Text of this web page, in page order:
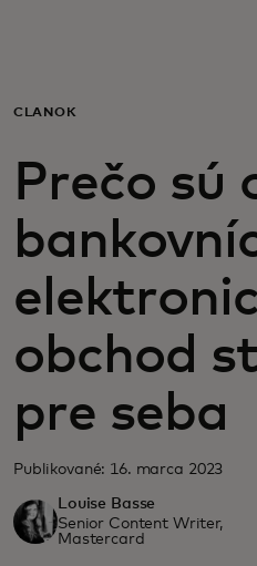
Pre firmy
Pre svet
Pre inovátorov
Novinky a trendy
ČLÁNOK
Prečo sú
obchod
pre seba
Publikované: 16. marca 2023
Louise Basse
Senior Content Writer,
Mastercard